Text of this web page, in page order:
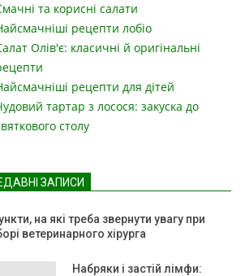
та корисні салати
рецепти лобіо
Олів'є: класичні й оригінальні
рецепти для дітей
тартар з лосося: закуска до
столу
ЗАПИСИ
на які треба звернути увагу при
ветеринарного хірурга
Набряки і застій лімфи: